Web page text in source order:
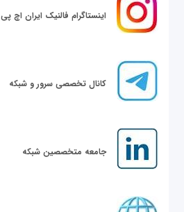
اینستاگرام فالنیک ایران اچ پی
کانال تخصصی سرور و شبکه
جامعه متخصصین شبکه